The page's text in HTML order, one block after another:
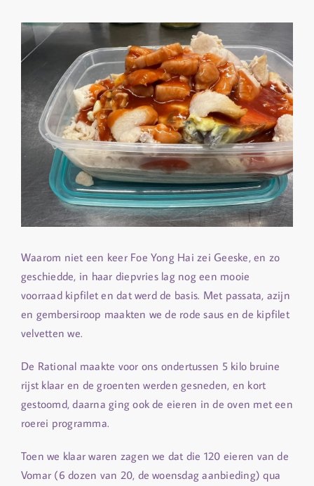
Waarom niet een keer Foe Yong Hai zei Geeske, en zo
geschiedde, in haar diepvries lag nog een mooie
voorraad kipfilet en dat werd de basis. Met passata, azijn
en gembersiroop maakten we de rode saus en de kipfilet
velvetten we.
De Rational maakte voor ons ondertussen 5 kilo bruine
rijst klaar en de groenten werden gesneden, en kort
gestoomd, daarna ging ook de eieren in de oven met een
roerei programma.
Toen we klaar waren zagen we dat die 120 eieren van de
Vomar (6 dozen van 20, de woensdag aanbieding) qua